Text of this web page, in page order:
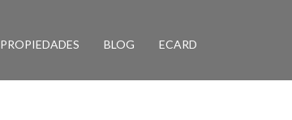
PROPIEDADES BLOG ECARD